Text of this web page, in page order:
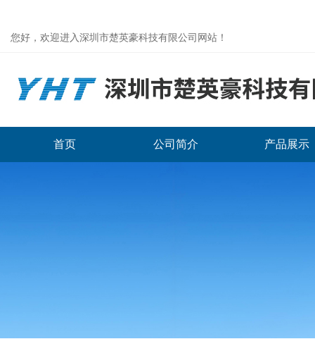
您好，欢迎进入深圳市楚英豪科技有限公司网站！
首页 公司简介 产品展示